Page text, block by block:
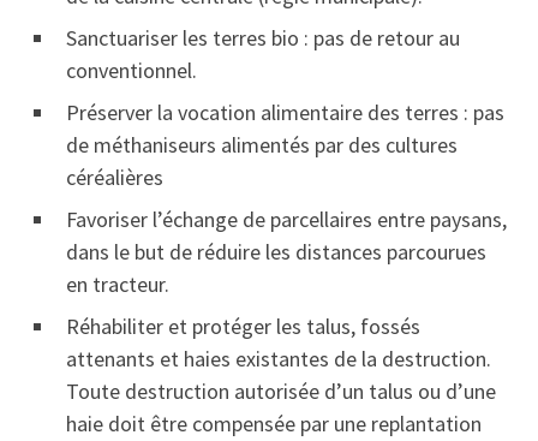
Sanctuariser les terres bio : pas de retour au
conventionnel.
Préserver la vocation alimentaire des terres : pas
de méthaniseurs alimentés par des cultures
céréalières
Favoriser l’échange de parcellaires entre paysans,
dans le but de réduire les distances parcourues
en tracteur.
Réhabiliter et protéger les talus, fossés
attenants et haies existantes de la destruction.
Toute destruction autorisée d’un talus ou d’une
haie doit être compensée par une replantation